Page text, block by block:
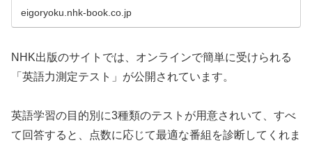
たの英語力を手軽にチェックしてみよう！
eigoryoku.nhk-book.co.jp
NHK出版のサイトでは、オンラインで簡単に受けられる
「英語力測定テスト」が公開されています。
英語学習の目的別に3種類のテストが用意されいて、すべ
て回答すると、点数に応じて最適な番組を診断してくれま